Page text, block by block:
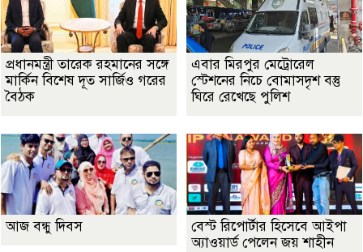
প্রধানমন্ত্রী তারেক রহমানের সঙ্গে
মার্কিন বিশেষ দূত সার্জিও গরের
বৈঠক
এবার মিরপুর মেট্রোরেল
স্টেশনের নিচে বোমাসদৃশ বস্তু
ঘিরে রেখেছে পুলিশ
আজ বন্ধু দিবস
বেস্ট রিপোর্টার হিসেবে আইপা
অ্যাওয়ার্ড পেলেন জয় শাহীন